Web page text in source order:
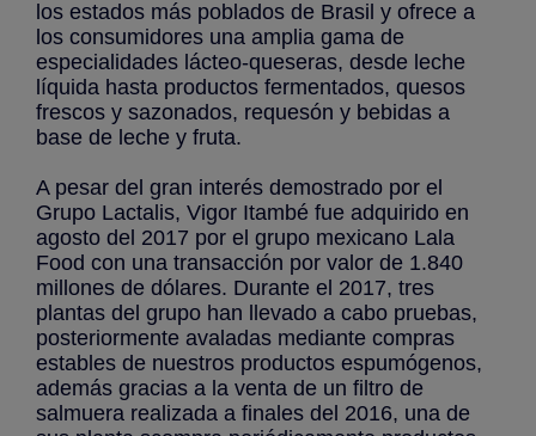
los estados más poblados de Brasil y ofrece a
los consumidores una amplia gama de
especialidades lácteo-queseras, desde leche
líquida hasta productos fermentados, quesos
frescos y sazonados, requesón y bebidas a
base de leche y fruta.
A pesar del gran interés demostrado por el
Grupo Lactalis, Vigor Itambé fue adquirido en
agosto del 2017 por el grupo mexicano Lala
Food con una transacción por valor de 1.840
millones de dólares. Durante el 2017, tres
plantas del grupo han llevado a cabo pruebas,
posteriormente avaladas mediante compras
estables de nuestros productos espumógenos,
además gracias a la venta de un filtro de
salmuera realizada a finales del 2016, una de